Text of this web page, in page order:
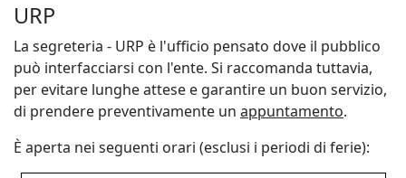
URP
La segreteria - URP è l'ufficio pensato dove il pubblico
può interfacciarsi con l'ente. Si raccomanda tuttavia,
per evitare lunghe attese e garantire un buon servizio,
di prendere preventivamente un appuntamento.
È aperta nei seguenti orari (esclusi i periodi di ferie):